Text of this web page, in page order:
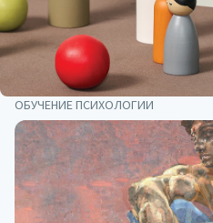
ОБУЧЕНИЕ ПСИХОЛОГИИ